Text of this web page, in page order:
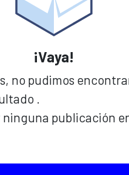
¡Vaya!
no pudimos
.
ninguna publicación